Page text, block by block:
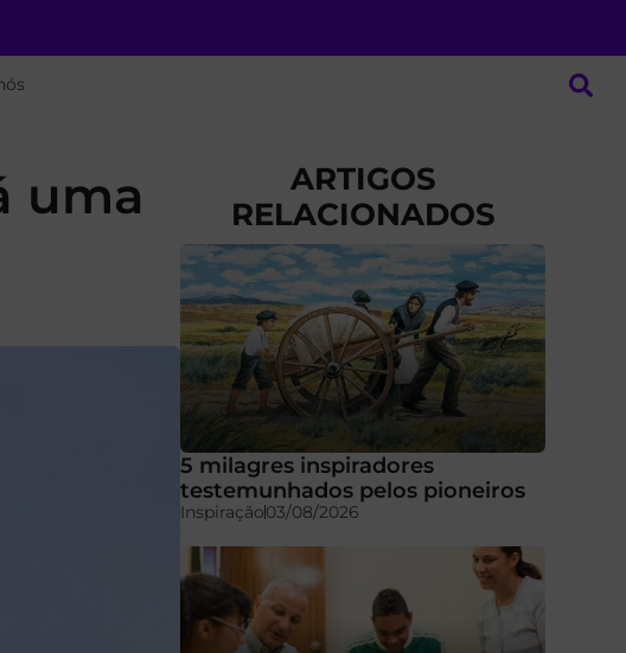
uma
ARTIGOS
RELACIONADOS
5 milagres inspiradores
testemunhados pelos pioneiros
Inspiração03/08/2026